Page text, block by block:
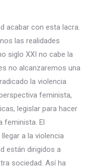
acabar con esta lacra.
las realidades
siglo XXI no cabe la
no alcanzaremos una
la violencia
feminista,
legislar para hacer
feminista. El
a la violencia
están dirigidos a
sociedad. Así ha